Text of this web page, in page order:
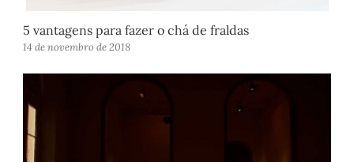
5 vantagens para fazer o chá de fraldas
14 de novembro de 2018